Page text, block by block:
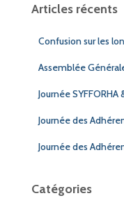
Articles récents
Confusion sur les
Assemblée
Journée SYFFORHA
Journée des
Journée des
Catégories